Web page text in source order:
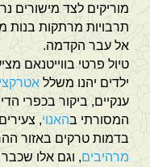
מוריקים לצד מישורים
תרבויות מרתקות
אל עבר הקדמה.
טיול פרטי בווייטנאם
ילדים יהנו משלל
ענקיים, ביקור בכפרי
המסורתי בהאנוי,
בדמות טרקים באזור
מרהיבים, וגם אלו